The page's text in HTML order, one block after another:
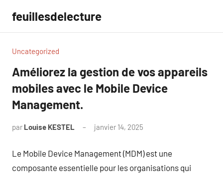
contenu
feuillesdelecture
Uncategorized
Améliorez la gestion de vos appareils
mobiles avec le Mobile Device
Management.
par Louise KESTEL janvier 14, 2025
Le Mobile Device Management (MDM) est une
composante essentielle pour les organisations qui